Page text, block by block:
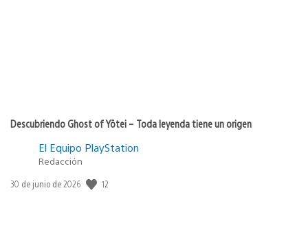
Descubriendo Ghost of Yōtei – Toda leyenda tiene un origen
El Equipo PlayStation
Redacción
Fecha
30 de junio de 2026 12